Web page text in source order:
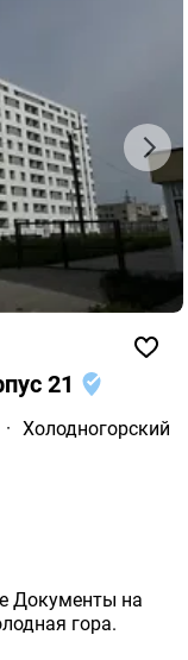
21
· Холодногорский
Документы на
гора.